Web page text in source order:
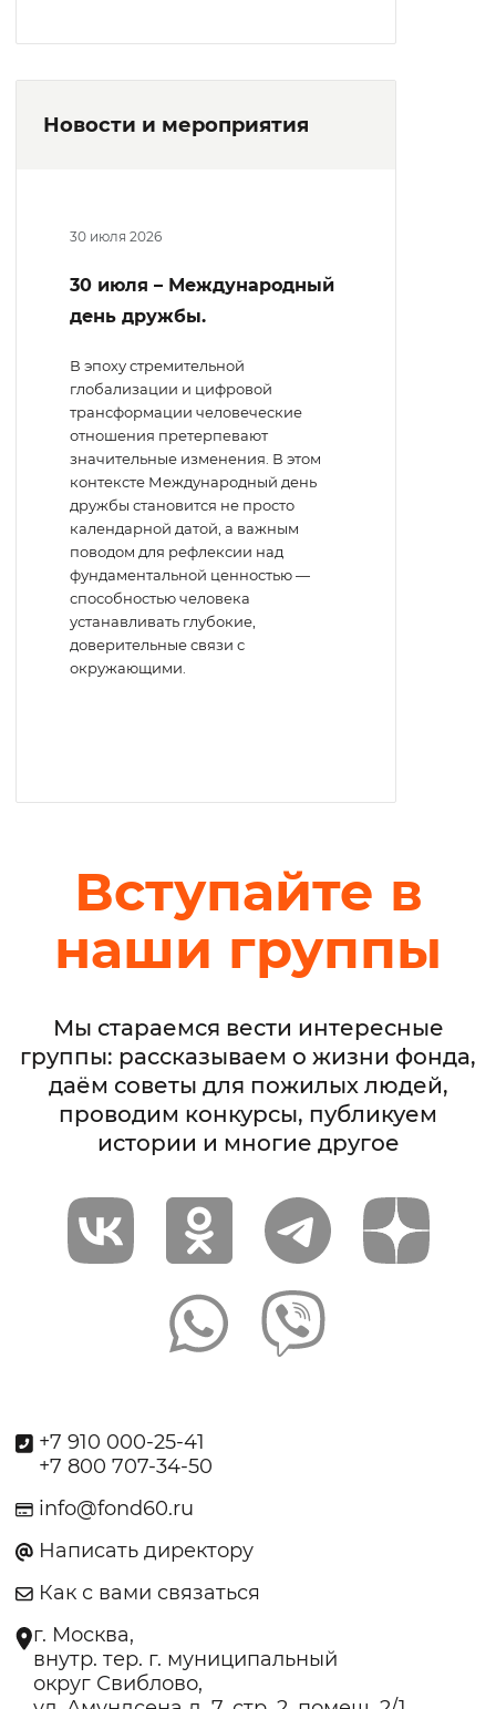
Новости и мероприятия
30 июля 2026
30 июля – Международный
день дружбы.
В эпоху стремительной
глобализации и цифровой
трансформации человеческие
отношения претерпевают
значительные изменения. В этом
контексте Международный день
дружбы становится не просто
календарной датой, а важным
поводом для рефлексии над
фундаментальной ценностью —
способностью человека
устанавливать глубокие,
доверительные связи с
окружающими.
Вступайте в
наши группы
Мы стараемся вести интересные
группы: рассказываем о жизни фонда,
даём советы для пожилых людей,
проводим конкурсы, публикуем
истории и многие другое
+7 910 000-25-41
+7 800 707-34-50
info@fond60.ru
Написать директору
Как с вами связаться
г. Москва,
внутр. тер. г. муниципальный
округ Свиблово,